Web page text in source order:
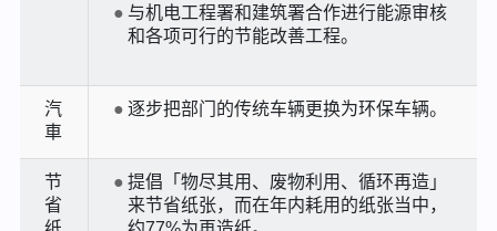
与机电工程署和建筑署合作进行能源审核
和各项可行的节能改善工程。
汽
車
逐步把部门的传统车辆更换为环保车辆。
节
省
提倡「物尽其用、废物利用、循环再造」
来节省纸张，而在年内耗用的纸张当中，